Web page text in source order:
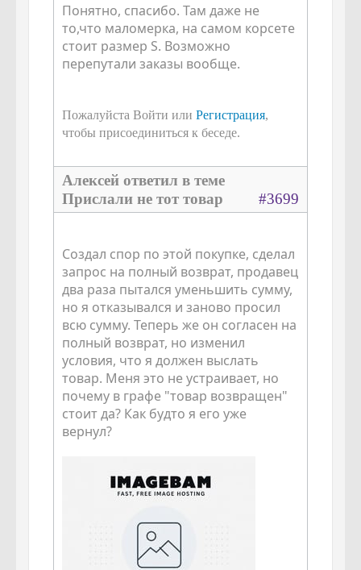
Понятно, спасибо. Там даже не
то,что маломерка, на самом корсете
стоит размер S. Возможно
перепутали заказы вообще.
Пожалуйста Войти или Регистрация,
чтобы присоединиться к беседе.
Алексей ответил в теме
Прислали не тот товар
#3699
Создал спор по этой покупке, сделал
запрос на полный возврат, продавец
два раза пытался уменьшить сумму,
но я отказывался и заново просил
всю сумму. Теперь же он согласен на
полный возврат, но изменил
условия, что я должен выслать
товар. Меня это не устраивает, но
почему в графе "товар возвращен"
стоит да? Как будто я его уже
вернул?